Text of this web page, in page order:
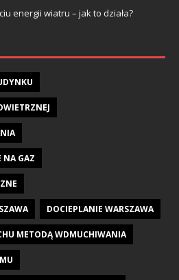
energii wiatru – jak to działa?
NA GAZ
DOCIEPLANIE WARSZAWA
METODĄ WDMUCHIWANIA